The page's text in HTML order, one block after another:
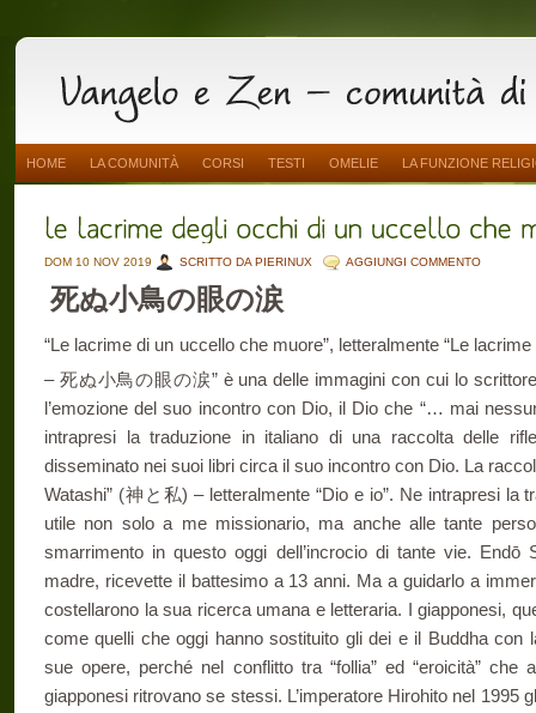
HOME LA COMUNITÀ CORSI TESTI OMELIE LA FUNZIONE
DOM 10 NOV 2019 SCRITTO DA PIERINUX AGGIUNGI COMMENTO
死ぬ小鳥の眼の涙
“Le lacrime di un uccello che muore”, letteralmente “Le
– 死ぬ小鳥の眼の涙” è una delle immagini con cui lo
l’emozione del suo incontro con Dio, il Dio che “… mai
intrapresi la traduzione in italiano di una raccolta delle
disseminato nei suoi libri circa il suo incontro con Dio. La
Watashi” (神と私) – letteralmente “Dio e io”. Ne intrapresi la
utile non solo a me missionario, ma anche alle tante
smarrimento in questo oggi dell’incrocio di tante vie. Endō
madre, ricevette il battesimo a 13 anni. Ma a guidarlo a
costellarono la sua ricerca umana e letteraria. I giapponesi,
come quelli che oggi hanno sostituito gli dei e il Buddha con
sue opere, perché nel conflitto tra “follia” ed “eroicità”
giapponesi ritrovano se stessi. L’imperatore Hirohito nel 1995